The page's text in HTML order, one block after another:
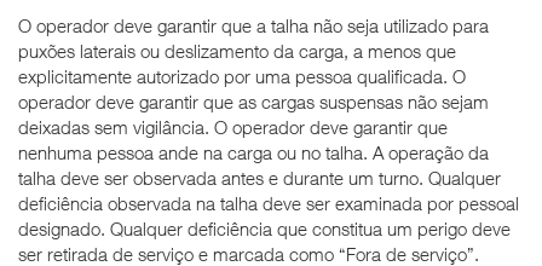
O operador deve garantir que a talha não seja utilizado para
puxões laterais ou deslizamento da carga, a menos que
explicitamente autorizado por uma pessoa qualificada. O
operador deve garantir que as cargas suspensas não sejam
deixadas sem vigilância. O operador deve garantir que
nenhuma pessoa ande na carga ou no talha. A operação da
talha deve ser observada antes e durante um turno. Qualquer
deficiência observada na talha deve ser examinada por pessoal
designado. Qualquer deficiência que constitua um perigo deve
ser retirada de serviço e marcada como “Fora de serviço”.